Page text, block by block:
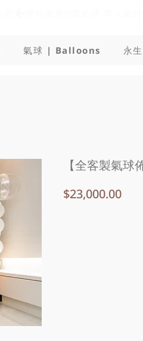
氣球 | Balloons 永
【全客製氣球
$23,000.00價